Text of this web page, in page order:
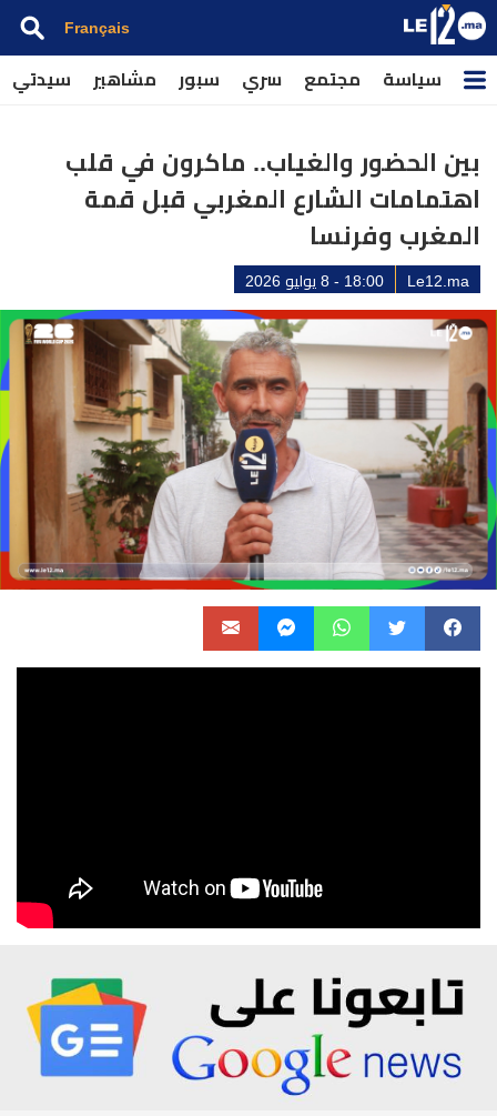
Français
سياسة مجتمع سري سبور مشاهير سيدتي
بين الحضور والغياب.. ماكرون في قلب
اهتمامات الشارع المغربي قبل قمة
المغرب وفرنسا
Le12.ma 18:00 - 8 يوليو 2026